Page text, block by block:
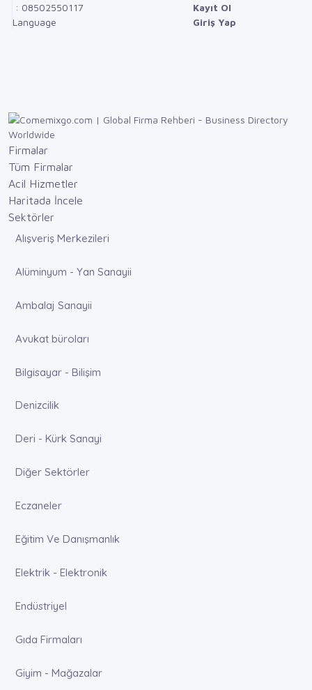
: 08502550117
Language
Kayıt Ol
Giriş Yap
Firmalar
Tüm Firmalar
Acil Hizmetler
Haritada İncele
Sektörler
Alışveriş Merkezileri
Alüminyum - Yan Sanayii
Ambalaj Sanayii
Avukat büroları
Bilgisayar - Bilişim
Denizcilik
Deri - Kürk Sanayi
Diğer Sektörler
Eczaneler
Eğitim Ve Danışmanlık
Elektrik - Elektronik
Endüstriyel
Gıda Firmaları
Giyim - Mağazalar